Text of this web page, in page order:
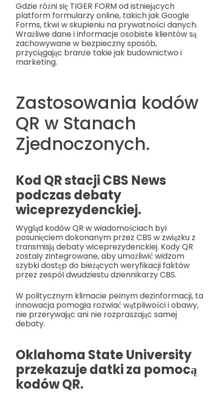
Gdzie różni się TIGER FORM od istniejących
platform formularzy online, takich jak Google
Forms, tkwi w skupieniu na prywatności danych.
Wrażliwe dane i informacje osobiste klientów są
zachowywane w bezpieczny sposób,
przyciągając branże takie jak budownictwo i
marketing.
Zastosowania kodów
QR w Stanach
Zjednoczonych.
Kod QR stacji CBS News
podczas debaty
wiceprezydenckiej.
Wygląd kodów QR w wiadomościach był
posunięciem dokonanym przez CBS w związku z
transmisją debaty wiceprezydenckiej. Kody QR
zostały zintegrowane, aby umożliwić widzom
szybki dostęp do bieżących weryfikacji faktów
przez zespół dwudziestu dziennikarzy CBS.
W politycznym klimacie pełnym dezinformacji, ta
innowacja pomogła rozwiać wątpliwości i obawy,
nie przerywając ani nie rozpraszając samej
debaty.
Oklahoma State University
przekazuje datki za pomocą
kodów QR.